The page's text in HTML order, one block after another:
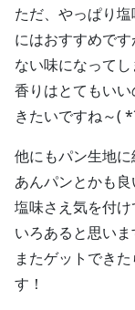
ただ、やっぱり
にはおすすめで
ない味になって
香りはとてもい
きたいですね～(
他にもパン生地
あんパンとかも良
塩味さえ気を付
いろあると思いま
またゲットでき
す！